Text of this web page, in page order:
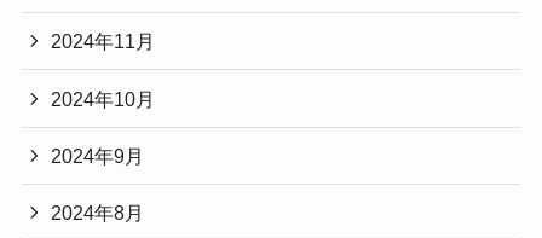
2024年11月
2024年10月
2024年9月
2024年8月